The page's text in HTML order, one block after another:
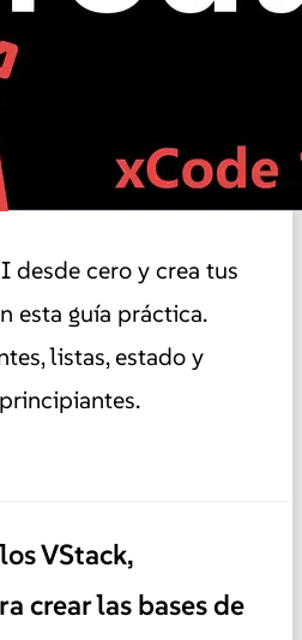
desde cero y crea tus
esta guía práctica.
listas, estado y
VStack,
crear las bases de